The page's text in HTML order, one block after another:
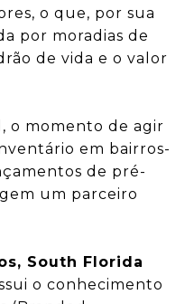
o que, por sua
por moradias de
de vida e o valor
o momento de agir
em bairros-
de pré-
um parceiro
South Florida
o conhecimento